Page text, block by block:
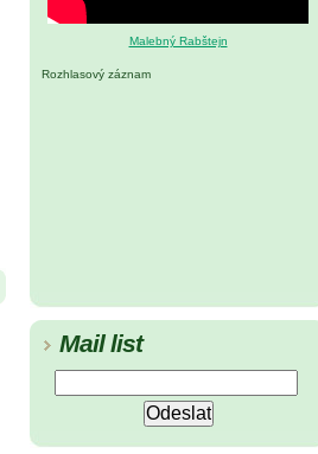
Malebný Rabštejn
Rozhlasový záznam
Mail list